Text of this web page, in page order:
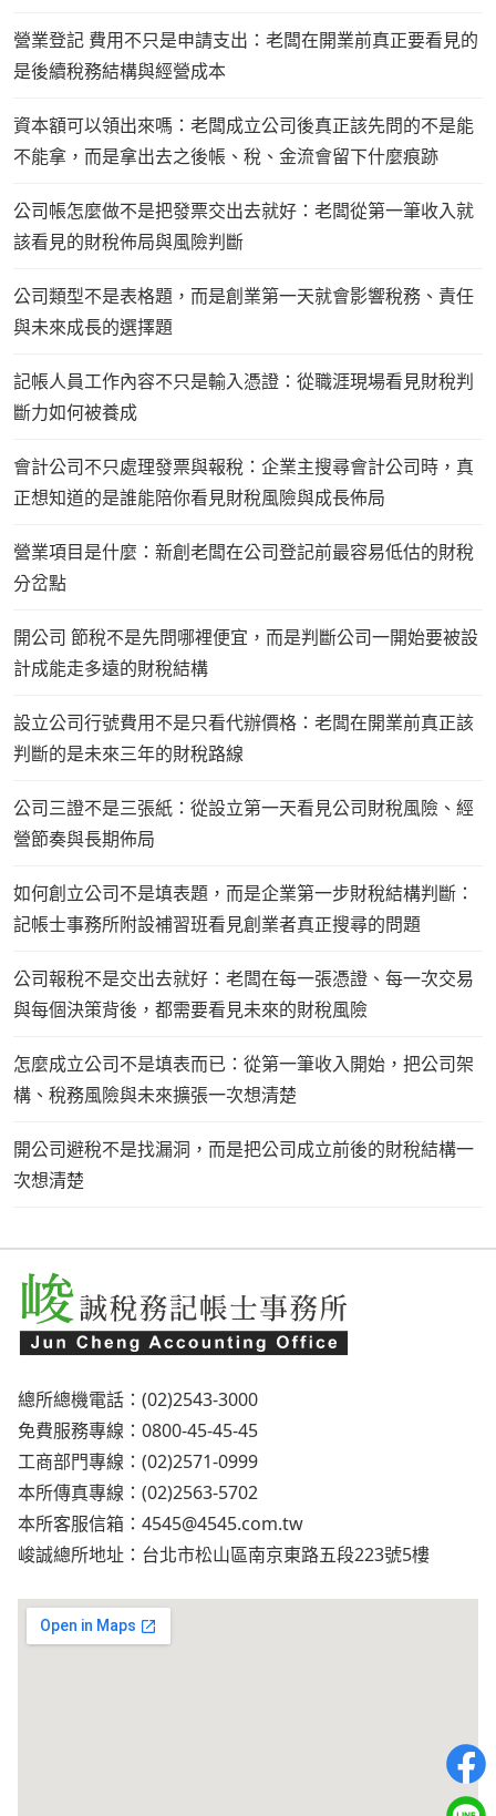
營業登記 費用不只是申請支出：老闆在開業前真正要看見的
是後續稅務結構與經營成本
資本額可以領出來嗎：老闆成立公司後真正該先問的不是能
不能拿，而是拿出去之後帳、稅、金流會留下什麼痕跡
公司帳怎麼做不是把發票交出去就好：老闆從第一筆收入就
該看見的財稅佈局與風險判斷
公司類型不是表格題，而是創業第一天就會影響稅務、責任
與未來成長的選擇題
記帳人員工作內容不只是輸入憑證：從職涯現場看見財稅判
斷力如何被養成
會計公司不只處理發票與報稅：企業主搜尋會計公司時，真
正想知道的是誰能陪你看見財稅風險與成長佈局
營業項目是什麼：新創老闆在公司登記前最容易低估的財稅
分岔點
開公司 節稅不是先問哪裡便宜，而是判斷公司一開始要被設
計成能走多遠的財稅結構
設立公司行號費用不是只看代辦價格：老闆在開業前真正該
判斷的是未來三年的財稅路線
公司三證不是三張紙：從設立第一天看見公司財稅風險、經
營節奏與長期佈局
如何創立公司不是填表題，而是企業第一步財稅結構判斷：
記帳士事務所附設補習班看見創業者真正搜尋的問題
公司報稅不是交出去就好：老闆在每一張憑證、每一次交易
與每個決策背後，都需要看見未來的財稅風險
怎麼成立公司不是填表而已：從第一筆收入開始，把公司架
構、稅務風險與未來擴張一次想清楚
開公司避稅不是找漏洞，而是把公司成立前後的財稅結構一
次想清楚
總所總機電話：(02)2543-3000
免費服務專線：0800-45-45-45
工商部門專線：(02)2571-0999
本所傳真專線：(02)2563-5702
本所客服信箱： 4545@4545.com.tw
峻誠總所地址：台北市松山區南京東路五段223號5樓